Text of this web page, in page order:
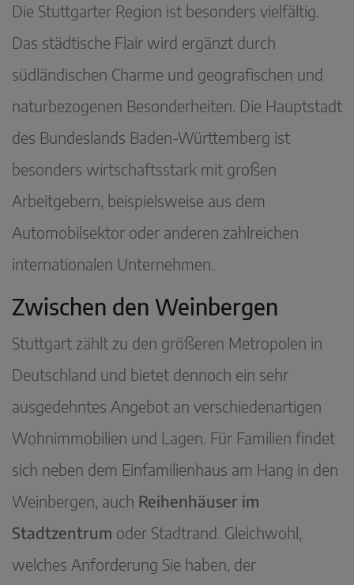
Die Stuttgarter Region ist besonders vielfältig.
Das städtische Flair wird ergänzt durch
südländischen Charme und geografischen und
naturbezogenen Besonderheiten. Die Hauptstadt
des Bundeslands Baden-Württemberg ist
besonders wirtschaftsstark mit großen
Arbeitgebern, beispielsweise aus dem
Automobilsektor oder anderen zahlreichen
internationalen Unternehmen.
Zwischen den Weinbergen
Stuttgart zählt zu den größeren Metropolen in
Deutschland und bietet dennoch ein sehr
ausgedehntes Angebot an verschiedenartigen
Wohnimmobilien und Lagen. Für Familien findet
sich neben dem Einfamilienhaus am Hang in den
Weinbergen, auch Reihenhäuser im
Stadtzentrum oder Stadtrand. Gleichwohl,
welches Anforderung Sie haben, der